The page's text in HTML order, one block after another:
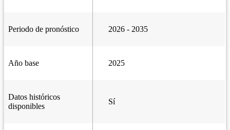
Periodo de pronóstico 2026 - 2035
Año base 2025
Datos históricos
disponibles
Sí